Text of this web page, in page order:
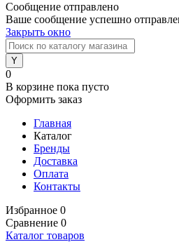
Сообщение отправлено
Ваше сообщение успешно
Закрыть окно
0
В корзине пока пусто
Оформить заказ
Главная
Каталог
Бренды
Доставка
Оплата
Контакты
Избранное 0
Сравнение 0
Каталог товаров